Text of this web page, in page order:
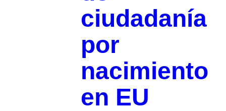
ciudadanía
por
nacimiento
en EU